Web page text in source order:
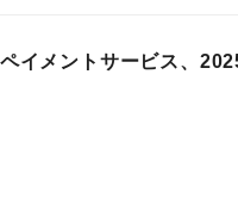
イメントサービス、